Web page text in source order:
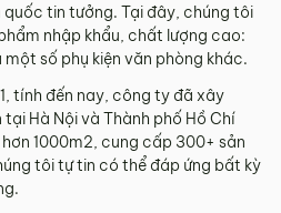
quốc tin tưởng. Tại đây, chúng tôi
nhập khẩu, chất lượng cao:
số phụ kiện văn phòng khác.
tính đến nay, công ty đã xây
Hà Nội và Thành phố Hồ Chí
1000m2, cung cấp 300+ sản
tôi tự tin có thể đáp ứng bất kỳ